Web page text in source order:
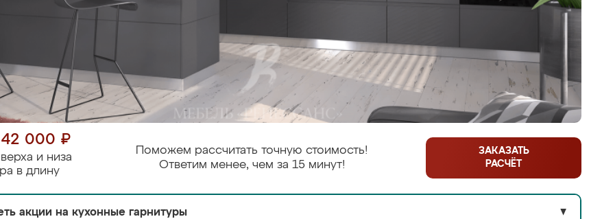
42 000 ₽
и низа
в длину
Поможем рассчитать точную стоимость!
Ответим менее, чем за 15 минут!
ЗАКАЗАТЬ
РАСЧЁТ
акции на кухонные гарнитуры ▼